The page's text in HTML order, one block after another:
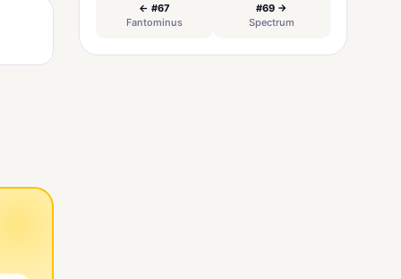
← #67
Fantominus
#69 →
Spectrum